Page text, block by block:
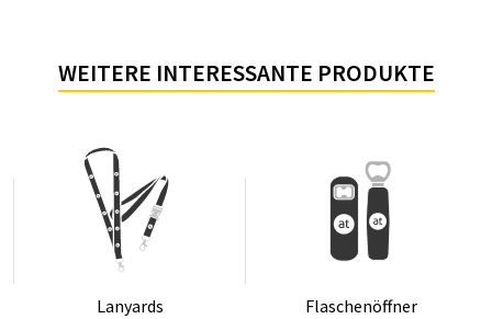
WEITERE INTERESSANTE PRODUKTE
Lanyards Fla­schen­öff­ner